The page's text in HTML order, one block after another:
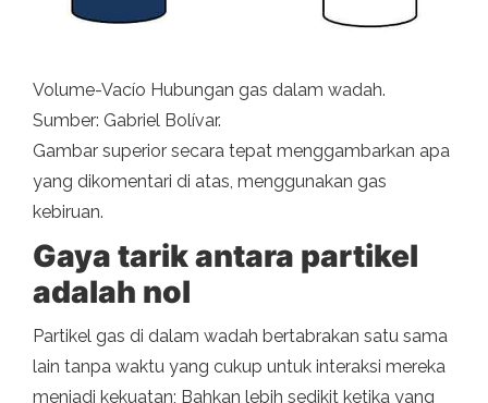
Volume-Vacío Hubungan gas dalam wadah.
Sumber: Gabriel Bolívar.
Gambar superior secara tepat menggambarkan apa
yang dikomentari di atas, menggunakan gas
kebiruan.
Gaya tarik antara partikel
adalah nol
Partikel gas di dalam wadah bertabrakan satu sama
lain tanpa waktu yang cukup untuk interaksi mereka
menjadi kekuatan; Bahkan lebih sedikit ketika yang